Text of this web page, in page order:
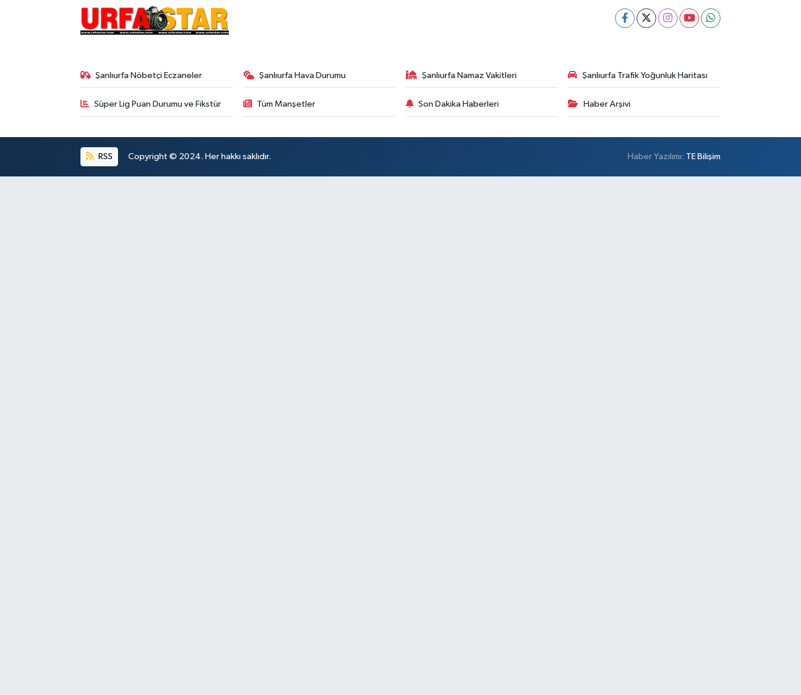
Şanlıurfa Nöbetçi Eczaneler Şanlıurfa Hava Durumu Şanlıurfa Namaz Vakitleri Şanlıurfa Trafik Yoğunluk Haritası
Süper Lig Puan Durumu ve Fikstür Tüm Manşetler Son Dakika Haberleri Haber Arşivi
RSS Copyright © 2024. Her hakkı saklıdır. Haber Yazılımı: TE Bilişim